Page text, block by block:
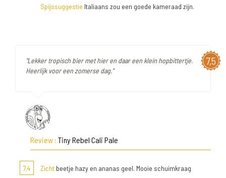
Spijssuggestie Italiaans zou een goede kameraad zijn.
7,5
"Lekker tropisch bier met hier en daar een klein hopbittertje.
Heerlijk voor een zomerse dag."
Review : Tiny Rebel Cali Pale
7,4 Zicht beetje hazy en ananas geel. Mooie schuimkraag